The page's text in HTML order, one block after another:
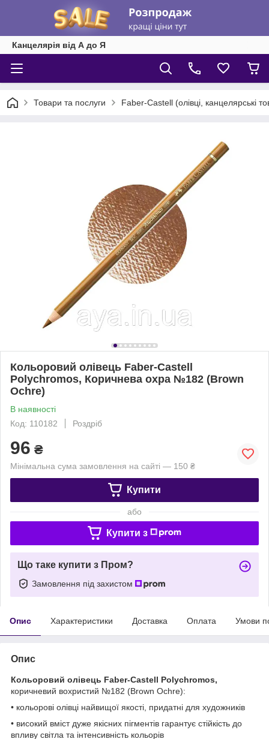
Канцелярія від А до Я
Товари та послуги Faber-Castell (олівці, канцелярські
Кольоровий олівець Faber-Castell
Polychromos, Коричнева охра №182 (Brown
Ochre)
В наявності
Код: 110182
Роздріб
96 ₴
Мінімальна сума замовлення на сайті — 150 ₴
Купити
або
Купити з
Що таке купити з Пром?
Замовлення під захистом
Опис Характеристики Доставка Оплата Умови
Опис
Кольоровий олівець Faber-Castell Polychromos,
коричневий вохристий №182 (Brown Ochre):
• кольорові олівці найвищої якості, придатні для художників
• високий вміст дуже якісних пігментів гарантує стійкість до
впливу світла та інтенсивність кольорів